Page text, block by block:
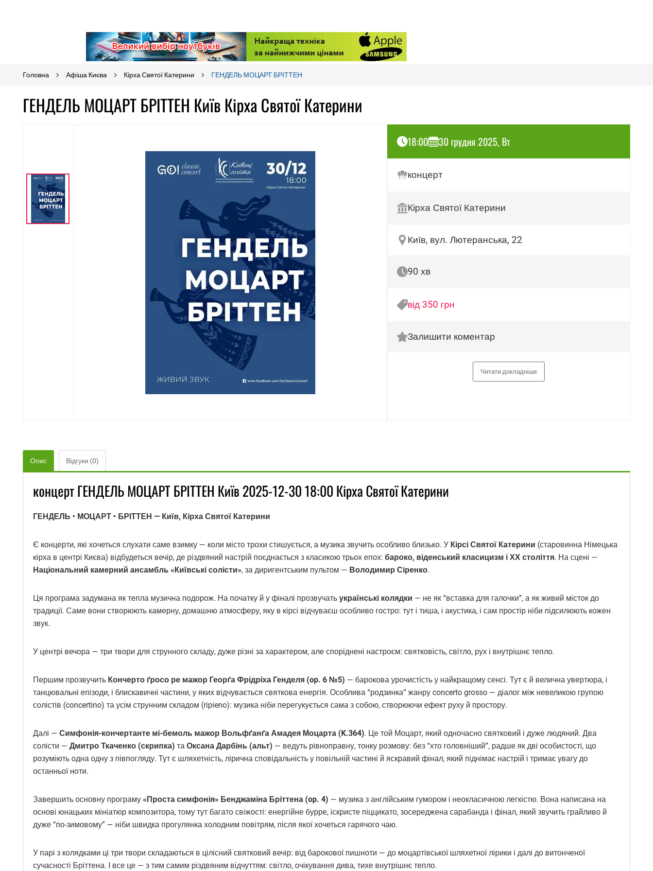
Головна Афіша Києва Кірха Святої Катерини ГЕНДЕЛЬ МОЦАРТ БРІТТЕН
ГЕНДЕЛЬ МОЦАРТ БРІТТЕН Київ Кірха Святої Катерини
18:00 30 грудня 2025, Вт
концерт
Кірха Святої Катерини
Київ, вул. Лютеранська, 22
90 хв
від 350 грн
Залишити коментар
Читати докладніше
Опис Відгуки (0)
концерт ГЕНДЕЛЬ МОЦАРТ БРІТТЕН Київ 2025-12-30 18:00 Кірха Святої Катерини
ГЕНДЕЛЬ • МОЦАРТ • БРІТТЕН — Київ, Кірха Святої Катерини
Є концерти, які хочеться слухати саме взимку — коли місто трохи стишується, а музика звучить особливо близько. У Кірсі Святої Катерини (старовинна Німецька
кірха в центрі Києва) відбудеться вечір, де різдвяний настрій поєднається з класикою трьох епох: бароко, віденський класицизм і ХХ століття. На сцені —
Національний камерний ансамбль «Київські солісти», за диригентським пультом — Володимир Сіренко.
Ця програма задумана як тепла музична подорож. На початку й у фіналі прозвучать українські колядки — не як “вставка для галочки”, а як живий місток до
традиції. Саме вони створюють камерну, домашню атмосферу, яку в кірсі відчуваєш особливо гостро: тут і тиша, і акустика, і сам простір ніби підсилюють кожен
звук.
У центрі вечора — три твори для струнного складу, дуже різні за характером, але споріднені настроєм: святковість, світло, рух і внутрішнє тепло.
Першим прозвучить Кончерто ґросо ре мажор Георґа Фрідріха Генделя (op. 6 №5) — барокова урочистість у найкращому сенсі. Тут є й велична увертюра, і
танцювальні епізоди, і блискавичні частини, у яких відчувається святкова енергія. Особлива “родзинка” жанру concerto grosso — діалог між невеликою групою
солістів (concertino) та усім струнним складом (ripieno): музика ніби перегукується сама з собою, створюючи ефект руху й простору.
Далі — Симфонія-кончертанте мі-бемоль мажор Вольфґанґа Амадея Моцарта (K.364). Це той Моцарт, який одночасно святковий і дуже людяний. Два
солісти — Дмитро Ткаченко (скрипка) та Оксана Дарбінь (альт) — ведуть рівноправну, тонку розмову: без “хто головніший”, радше як дві особистості, що
розуміють одна одну з півпогляду. Тут є шляхетність, лірична сповідальність у повільній частині й яскравий фінал, який піднімає настрій і тримає увагу до
останньої ноти.
Завершить основну програму «Проста симфонія» Бенджаміна Бріттена (op. 4) — музика з англійським гумором і неокласичною легкістю. Вона написана на
основі юнацьких мініатюр композитора, тому тут багато свіжості: енергійне бурре, іскристе піццикато, зосереджена сарабанда і фінал, який звучить грайливо й
дуже “по-зимовому” — ніби швидка прогулянка холодним повітрям, після якої хочеться гарячого чаю.
У парі з колядками ці три твори складаються в цілісний святковий вечір: від барокової пишноти — до моцартівської шляхетної лірики і далі до витонченої
сучасності Бріттена. І все це — з тим самим різдвяним відчуттям: світло, очікування дива, тихе внутрішнє тепло.